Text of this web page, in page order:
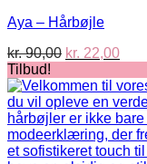
Aya – Hårbøjle
kr.90,00 Den
pris
var:
kr. 90,00.
kr. 22,00Den
pris
er:
kr.
Tilbud!